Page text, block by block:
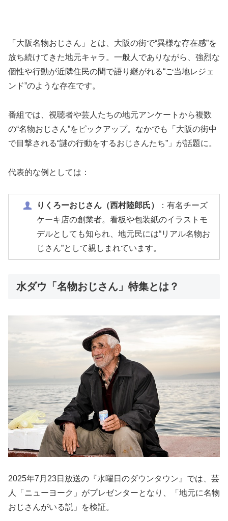
「大阪名物おじさん」とは、大阪の街で“異様な存在感”を
放ち続けてきた地元キャラ。一般人でありながら、強烈な
個性や行動が近隣住民の間で語り継がれる“ご当地レジェ
ンド”のような存在です。
番組では、視聴者や芸人たちの地元アンケートから複数
の“名物おじさん”をピックアップ。なかでも「大阪の街中
で目撃される“謎の行動をするおじさんたち”」が話題に。
代表的な例としては：
りくろーおじさん（西村陸郎氏）
：有名チーズ
ケーキ店の創業者。看板や包装紙のイラストモ
デルとしても知られ、地元民には“リアル名物お
じさん”として親しまれています。
水ダウ「名物おじさん」特集とは？
2025年7月23日放送の『水曜日のダウンタウン』では、芸
人「ニューヨーク」がプレゼンターとなり、「地元に名物
おじさんがいる説」を検証。